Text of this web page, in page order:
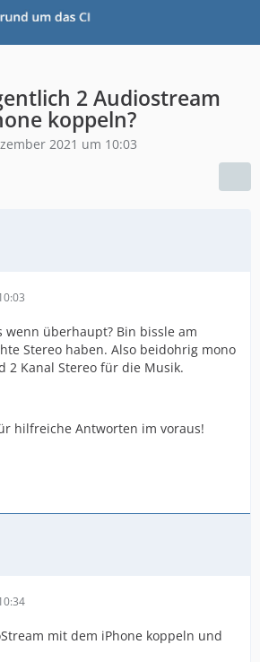
2 Audiostream
koppeln?
2021 um 10:03
wenn überhaupt? Bin bissle am
Stereo haben. Also beidohrig mono
2 Kanal Stereo für die Musik.
hilfreiche Antworten im voraus!
mit dem iPhone koppeln und